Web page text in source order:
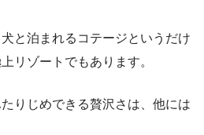
と泊まれるコテージというだけ
リゾートでもあります。
りじめできる贅沢さは、他には